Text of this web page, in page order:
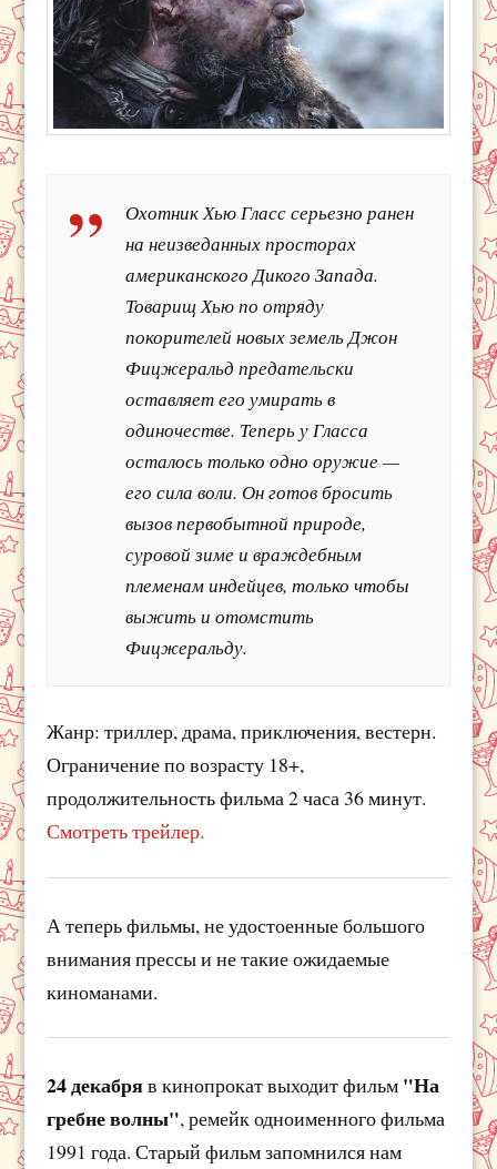
Охотник Хью Гласс серьезно ранен
на неизведанных просторах
американского Дикого Запада.
Товарищ Хью по отряду
покорителей новых земель Джон
Фицжеральд предательски
оставляет его умирать в
одиночестве. Теперь у Гласса
осталось только одно оружие —
его сила воли. Он готов бросить
вызов первобытной природе,
суровой зиме и враждебным
племенам индейцев, только чтобы
выжить и отомстить
Фицжеральду.
Жанр: триллер, драма, приключения, вестерн.
Ограничение по возрасту 18+,
продолжительность фильма 2 часа 36 минут.
Смотреть трейлер.
А теперь фильмы, не удостоенные большого
внимания прессы и не такие ожидаемые
киноманами.
24 декабряв кинопрокат выходит фильм "На
гребне волны", ремейк одноименного фильма
1991 года. Старый фильм запомнился нам